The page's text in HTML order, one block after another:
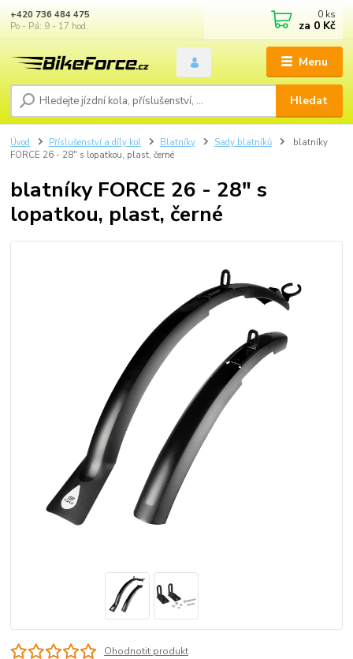
Menu
Hledat
+420 736 484 475
Po - Pá: 9 - 17 hod.
0 ks
za 0 Kč
Úvod Příslušenství a díly kol Blatníky Sady blatníků
blatníky
FORCE 26 - 28" s lopatkou, plast, černé
blatníky FORCE 26 - 28" s
lopatkou, plast, černé
Ohodnotit produkt